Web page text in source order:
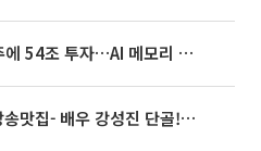
SK하이닉스, 용인·청주에 54조 투자…AI 메모리 생산기지 키운다
'2TV 생생정보' 오늘방송맛집- 배우 강성진 단골! 쌀국수ㆍ푸팟퐁 커리 맛집 '블○○○'